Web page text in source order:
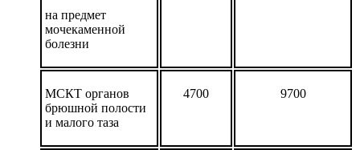
на предмет
мочекаменной
болезни
МСКТ органов
брюшной полости
и малого таза
4700 9700